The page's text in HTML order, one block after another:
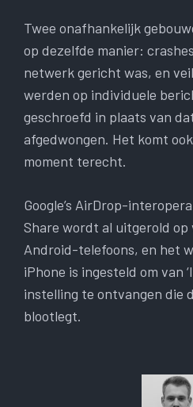
Twee onafhankelijk
op dezelfde manier:
netwerk gericht was, en
werden op individuele
geschroefd in plaats van
afgedwongen. Het komt
moment terecht.
Google’s AirDrop-
Share wordt al uitgerold op
Android-telefoons, en het
iPhone is ingesteld om van
instelling te ontvangen die
blootlegt.